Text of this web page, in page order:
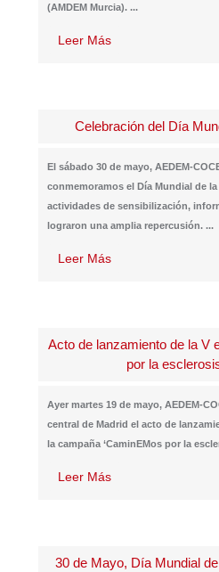
(AMDEM Murcia). ...
Leer Más
Celebración del Día
El sábado 30 de mayo, AEDEM-
conmemoramos el Día Mundial de
actividades de sensibilización,
lograron una amplia repercusión. ...
Leer Más
Acto de lanzamiento de la V
por la
Ayer martes 19 de mayo, AEDEM-
central de Madrid el acto de
la campaña ‘CaminEMos por la
Leer Más
30 de Mayo, Día Mundial